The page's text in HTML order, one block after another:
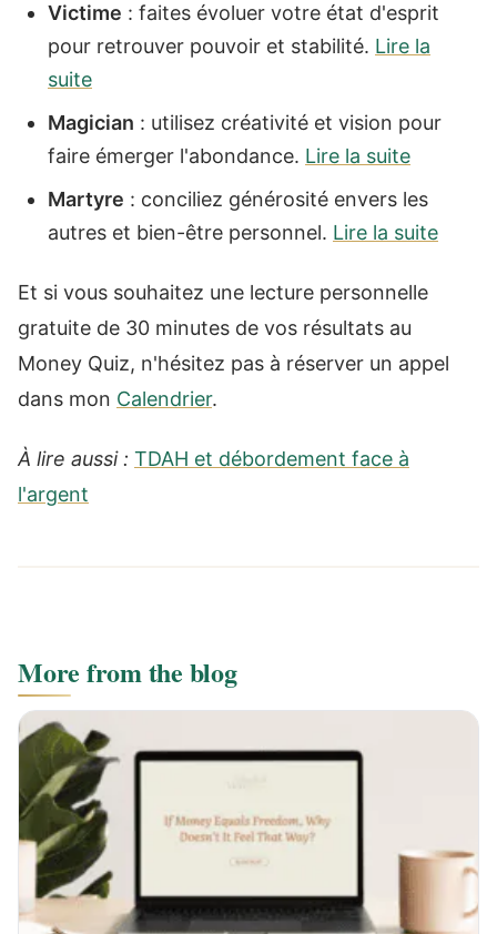
Victime : faites évoluer votre état d'esprit
pour retrouver pouvoir et stabilité. Lire la
suite
Magician : utilisez créativité et vision pour
faire émerger l'abondance. Lire la suite
Martyre : conciliez générosité envers les
autres et bien-être personnel. Lire la suite
Et si vous souhaitez une lecture personnelle
gratuite de 30 minutes de vos résultats au
Money Quiz, n'hésitez pas à réserver un appel
dans mon Calendrier.
À lire aussi : TDAH et débordement face à
l'argent
More from the blog